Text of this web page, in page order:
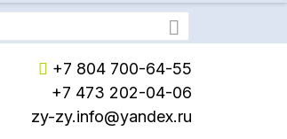
+7 804 700-64-55
+7 473 202-04-06
zy-zy.info@yandex.ru